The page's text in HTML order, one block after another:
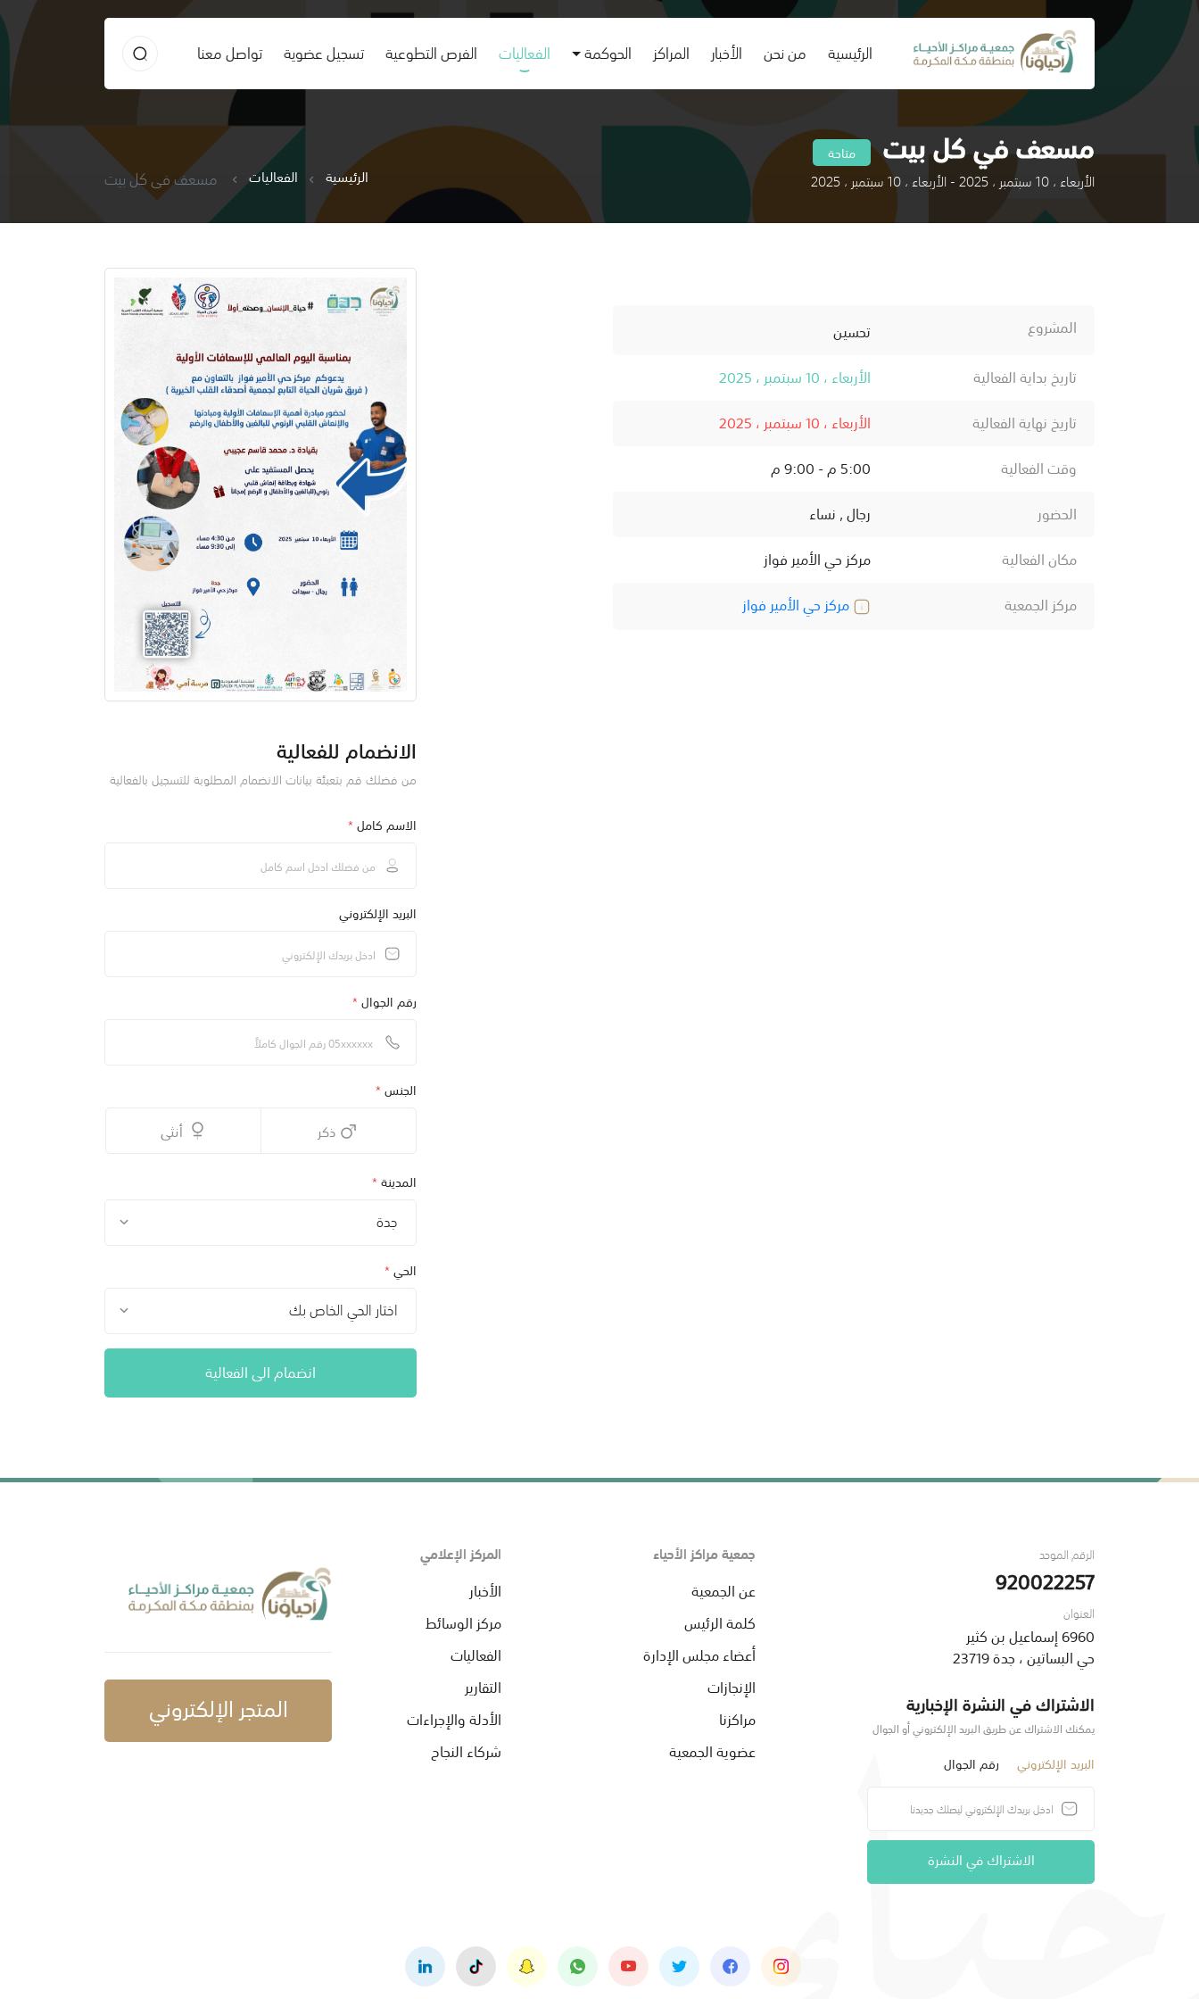
الرئيسية
(current) من نحن الأخبار المراكز الحوكمة الفعاليات الفرص التطوعية تسجيل عضوية تواصل معنا
مسعف في كل بيت متاحة
الأربعاء ، 10 سبتمبر ، 2025 - الأربعاء ، 10 سبتمبر ، 2025 الرئيسية الفعاليات مسعف في كل بيت
المشروع
تحسين
تاريخ بداية الفعالية
الأربعاء ، 10 سبتمبر ، 2025
تاريخ نهاية الفعالية
الأربعاء ، 10 سبتمبر ، 2025
وقت الفعالية
5:00 م - 9:00 م
الحضور
رجال , نساء
مكان الفعالية
مركز حي الأمير فواز
مركز الجمعية
مركز حي الأمير فواز
الانضمام للفعالية
من فضلك قم بتعبئة بيانات الانضمام المطلوبة للتسجيل بالفعالية
الاسم كامل*
البريد الإلكتروني
رقم الجوال*
الجنس*
ذكر أنثى
المدينة*
جدة
الحي*
اختار الحي الخاص بك
انضمام الى الفعالية
الرقم الموحد
920022257
العنوان
6960 إسماعيل بن كثير
حي البساتين ، جدة 23719
الاشتراك في النشرة الإخبارية
يمكنك الاشتراك عن طريق البريد الإلكتروني أو الجوال
البريد الإلكتروني رقم الجوال
الاشتراك في النشرة
جمعية مراكز الأحياء
عن الجمعية
كلمة الرئيس
أعضاء مجلس الإدارة
الإنجازات
مراكزنا
عضوية الجمعية
المركز الإعلامي
الأخبار
مركز الوسائط
الفعاليات
التقارير
الأدلة والإجراءات
شركاء النجاح
المتجر الإلكتروني